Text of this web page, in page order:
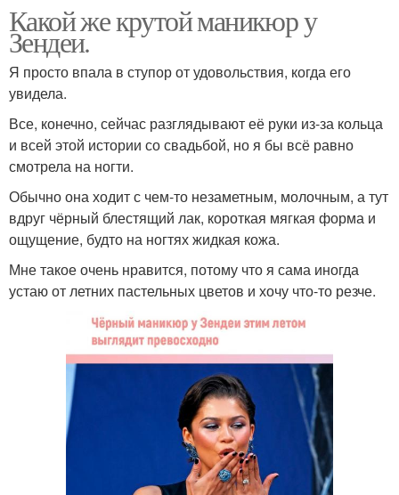
Какой же крутой маникюр у
Зендеи.
Я просто впала в ступор от удовольствия, когда его
увидела.
Все, конечно, сейчас разглядывают её руки из-за кольца
и всей этой истории со свадьбой, но я бы всё равно
смотрела на ногти.
Обычно она ходит с чем-то незаметным, молочным, а тут
вдруг чёрный блестящий лак, короткая мягкая форма и
ощущение, будто на ногтях жидкая кожа.
Мне такое очень нравится, потому что я сама иногда
устаю от летних пастельных цветов и хочу что-то резче.